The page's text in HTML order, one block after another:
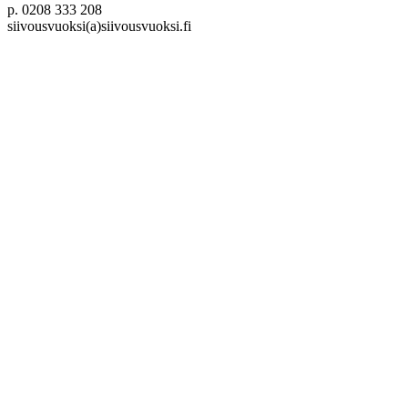
p. 0208 333 208
siivousvuoksi(a)siivousvuoksi.fi